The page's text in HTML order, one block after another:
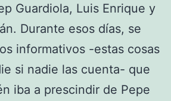
Guardiola, Luis Enrique y
Durante esos días, se
informativos -estas cosas
si nadie las cuenta- que
iba a prescindir de Pepe